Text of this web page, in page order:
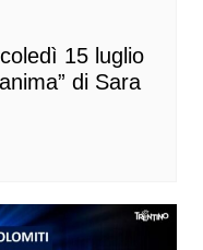
15 luglio
di Sara